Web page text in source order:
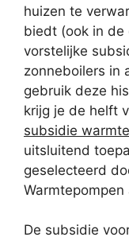
huizen te
biedt (ook in de
vorstelijke
zonneboilers in
gebruik deze
krijg je de helft
subsidie
uitsluitend
geselecteerd
De subsidie